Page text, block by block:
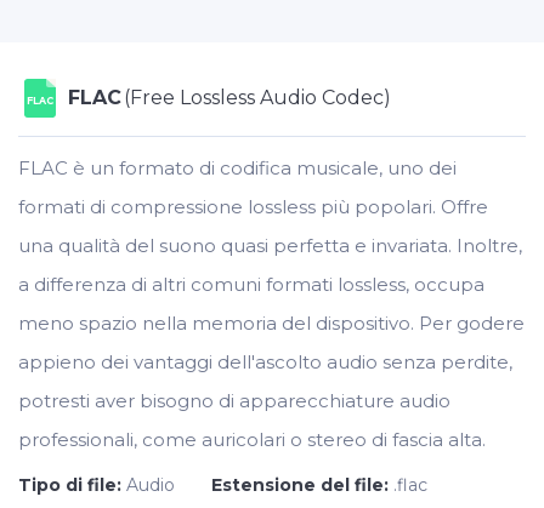
FLAC FLAC(Free Lossless Audio Codec)
FLAC è un formato di codifica musicale, uno dei
formati di compressione lossless più popolari. Offre
una qualità del suono quasi perfetta e invariata. Inoltre,
a differenza di altri comuni formati lossless, occupa
meno spazio nella memoria del dispositivo. Per godere
appieno dei vantaggi dell'ascolto audio senza perdite,
potresti aver bisogno di apparecchiature audio
professionali, come auricolari o stereo di fascia alta.
Tipo di file: Audio Estensione del file: .flac